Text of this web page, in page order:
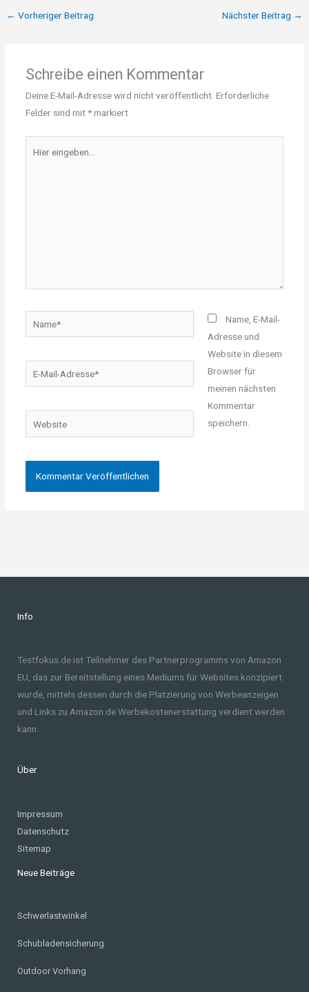
← Vorheriger Beitrag Nächster Beitrag →
Schreibe einen Kommentar
Deine E-Mail-Adresse wird nicht veröffentlicht. Erforderliche
Felder sind mit*markiert
eingeben…
Mail-
Website
Name, E-Mail-
Adresse und
Website in diesem
Browser für
meinen nächsten
Kommentar
speichern.
Info
Testfokus.de ist Teilnehmer des Partnerprogramms von Amazon
EU, das zur Bereitstellung eines Mediums für Websites konzipiert
wurde, mittels dessen durch die Platzierung von Werbeanzeigen
und Links zu Amazon.de Werbekostenerstattung verdient werden
kann.
Über
Impressum
Datenschutz
Sitemap
Neue Beiträge
Schwerlastwinkel
Schubladensicherung
Outdoor Vorhang